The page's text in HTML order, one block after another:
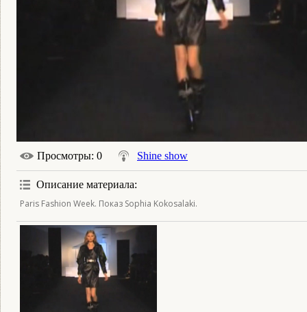
Просмотры: 0 Shine show
Описание материала:
Paris Fashion Week. Показ Sophia Kokosalaki.